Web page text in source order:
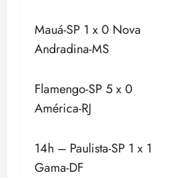
Mauá-SP 1 x 0 Nova
Andradina-MS
Flamengo-SP 5 x 0
América-RJ
14h – Paulista-SP 1 x 1
Gama-DF